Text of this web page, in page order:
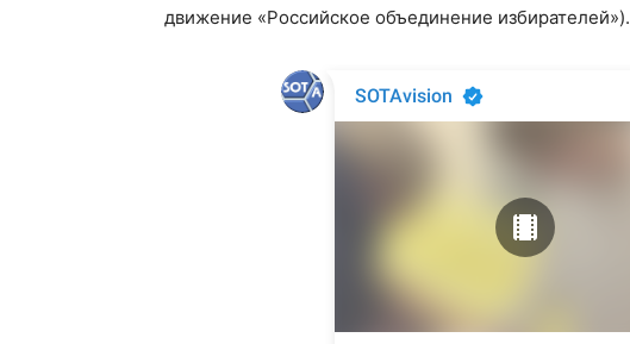
движение «Российское объединение избирателей»).